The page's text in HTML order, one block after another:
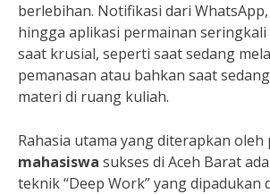
berlebihan. Notifikasi dari
hingga aplikasi permainan seringkali
saat krusial, seperti saat sedang
pemanasan atau bahkan saat
materi di ruang kuliah.
Rahasia utama yang diterapkan oleh
mahasiswa sukses di Aceh Barat
teknik “Deep Work” yang dipadukan